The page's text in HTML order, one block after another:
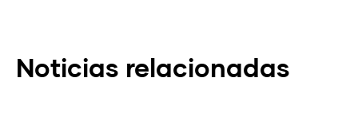
Noticias relacionadas